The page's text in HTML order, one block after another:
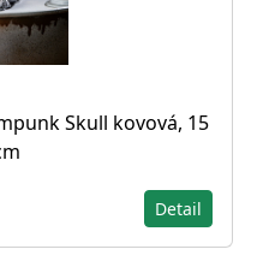
Skull kovová, 15
Detail